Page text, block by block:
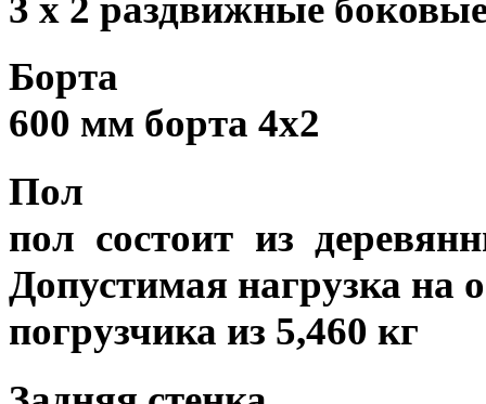
3 х 2 раздвижные
Борта
600 мм борта 4х2
Пол
пол состоит из
Допустимая нагрузка на
погрузчика из 5,460 кг